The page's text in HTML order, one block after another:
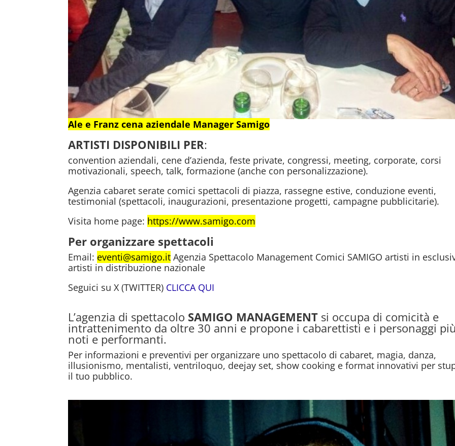
Ale e Franz cena aziendale Manager Samigo
ARTISTI DISPONIBILI PER:
convention aziendali, cene d’azienda, feste private, congressi, meeting, corporate, corsi
motivazionali, speech, talk, formazione (anche con personalizzazione).
Agenzia cabaret serate comici spettacoli di piazza, rassegne estive, conduzione eventi,
testimonial (spettacoli, inaugurazioni, presentazione progetti, campagne pubblicitarie).
Visita home page: https://www.samigo.com
Per organizzare spettacoli
Email: eventi@samigo.it Agenzia Spettacolo Management Comici SAMIGO artisti in
artisti in distribuzione nazionale
Seguici su X (TWITTER) CLICCA QUI
L’agenzia di spettacolo SAMIGO MANAGEMENT si occupa di comicità e
intrattenimento da oltre 30 anni e propone i cabarettisti e i personaggi
noti e performanti.
Per informazioni e preventivi per organizzare uno spettacolo di cabaret, magia, danza,
illusionismo, mentalisti, ventriloquo, deejay set, show cooking e format innovativi per
il tuo pubblico.